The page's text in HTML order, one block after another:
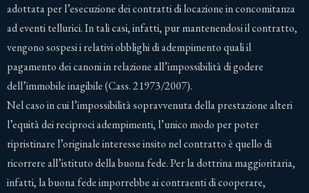
adottata per l’esecuzione dei contratti di locazione in concomitanza
ad eventi tellurici. In tali casi, infatti, pur mantenendosi il contratto,
vengono sospesi i relativi obblighi di adempimento quali il
pagamento dei canoni in relazione all’impossibilità di godere
dell’immobile inagibile (Cass. 21973/2007).
Nel caso in cui l’impossibilità sopravvenuta della prestazione alteri
l’equità dei reciproci adempimenti, l’unico modo per poter
ripristinare l’originale interesse insito nel contratto è quello di
ricorrere all’istituto della buona fede. Per la dottrina maggioritaria,
infatti, la buona fede imporrebbe ai contraenti di cooperare,